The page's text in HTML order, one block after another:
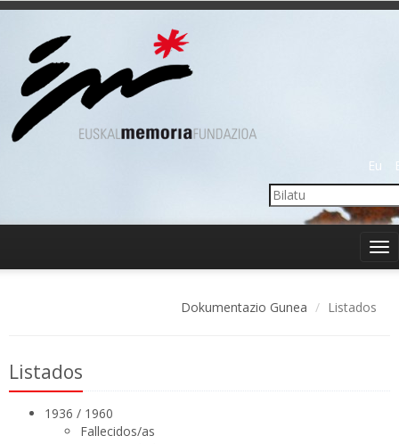
Eu
Dokumentazio Gunea Listados
Listados
1936 / 1960
Fallecidos/as